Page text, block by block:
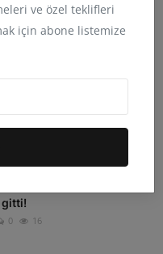
ve özel teklifleri
için abone listemize
Manchester
0 16